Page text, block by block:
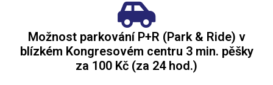
Možnost parkování P+R (Park & Ride) v
blízkém Kongresovém centru 3 min. pěšky
za 100 Kč (za 24 hod.)